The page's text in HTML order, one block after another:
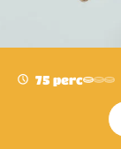
75 perc